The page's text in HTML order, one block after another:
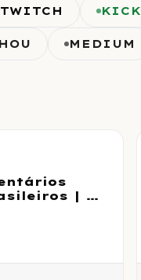
TWITCH KICK
MEDIUM
| 🚺